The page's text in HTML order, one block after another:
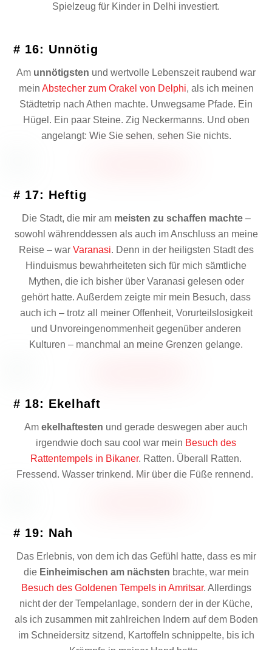
Spielzeug für Kinder in Delhi investiert.
# 16: Unnötig
Am unnötigsten und wertvolle Lebenszeit raubend war
mein Abstecher zum Orakel von Delphi, als ich meinen
Städtetrip nach Athen machte. Unwegsame Pfade. Ein
Hügel. Ein paar Steine. Zig Neckermanns. Und oben
angelangt: Wie Sie sehen, sehen Sie nichts.
# 17: Heftig
Die Stadt, die mir am meisten zu schaffen machte–
sowohl währenddessen als auch im Anschluss an meine
Reise – war Varanasi. Denn in der heiligsten Stadt des
Hinduismus bewahrheiteten sich für mich sämtliche
Mythen, die ich bisher über Varanasi gelesen oder
gehört hatte. Außerdem zeigte mir mein Besuch, dass
auch ich – trotz all meiner Offenheit, Vorurteilslosigkeit
und Unvoreingenommenheit gegenüber anderen
Kulturen – manchmal an meine Grenzen gelange.
# 18: Ekelhaft
Am ekelhaftesten und gerade deswegen aber auch
irgendwie doch sau cool war mein Besuch des
Rattentempels in Bikaner. Ratten. Überall Ratten.
Fressend. Wasser trinkend. Mir über die Füße rennend.
# 19: Nah
Das Erlebnis, von dem ich das Gefühl hatte, dass es mir
die Einheimischen am nächsten brachte, war mein
Besuch des Goldenen Tempels in Amritsar. Allerdings
nicht der der Tempelanlage, sondern der in der Küche,
als ich zusammen mit zahlreichen Indern auf dem Boden
im Schneidersitz sitzend, Kartoffeln schnippelte, bis ich